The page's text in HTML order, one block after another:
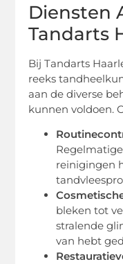
Diensten
Tandarts
Bij Tandarts
reeks
aan de diverse
kunnen voldoen.
reinigingen
bleken tot
stralende
van hebt